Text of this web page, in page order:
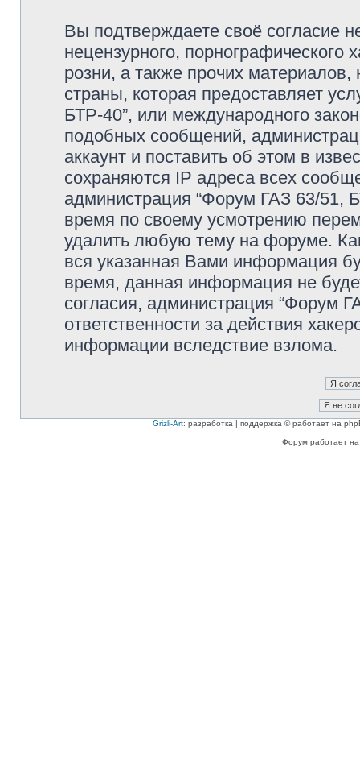
Вы подтверждаете своё согласие
нецензурного, порнографического
розни, а также прочих
страны, которая предоставляет
БТР-40”, или международного
подобных сообщений,
аккаунт и поставить об этом в
сохраняются IP адреса всех
администрация “Форум ГАЗ 63/51,
время по своему усмотрению
удалить любую тему на форуме.
вся указанная Вами информация
время, данная информация не
согласия, администрация “Форум
ответственности за действия
информации вследствие взлома.
Grizli-Art: разработка | поддержка © работает на
Форум работает